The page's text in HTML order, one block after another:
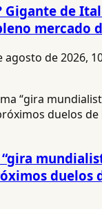
Gigante de
mercado
agosto de 2026,
duelos